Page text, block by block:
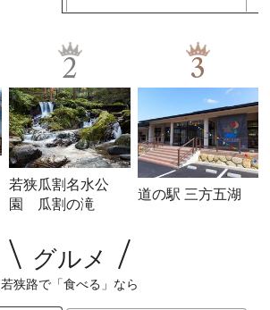
2
若狭瓜割名水公
園 瓜割の滝
3
道の駅 三方五湖
グルメ
若狭路で「食べる」なら